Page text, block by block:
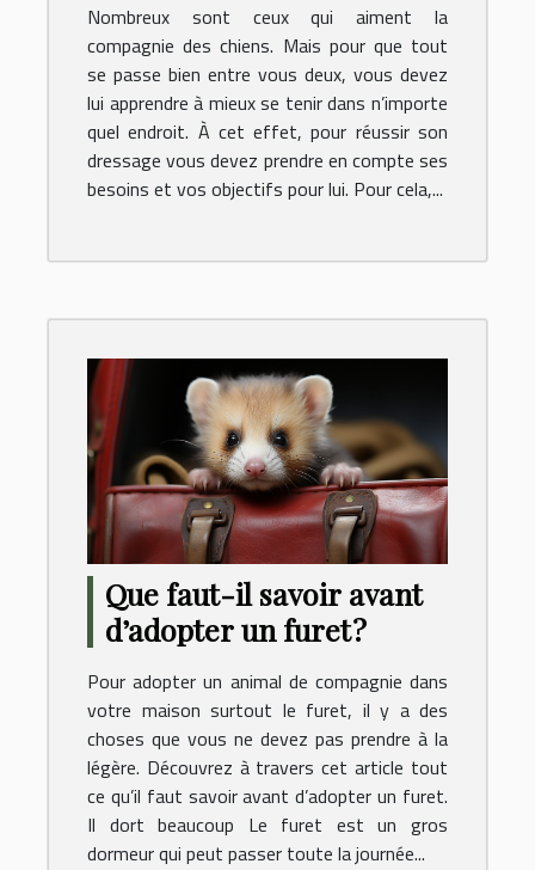
Nombreux sont ceux qui aiment la
compagnie des chiens. Mais pour que tout
se passe bien entre vous deux, vous devez
lui apprendre à mieux se tenir dans n’importe
quel endroit. À cet effet, pour réussir son
dressage vous devez prendre en compte ses
besoins et vos objectifs pour lui. Pour cela,...
Que faut-il savoir avant
d’adopter un furet ?
Pour adopter un animal de compagnie dans
votre maison surtout le furet, il y a des
choses que vous ne devez pas prendre à la
légère. Découvrez à travers cet article tout
ce qu’il faut savoir avant d’adopter un furet.
Il dort beaucoup Le furet est un gros
dormeur qui peut passer toute la journée...